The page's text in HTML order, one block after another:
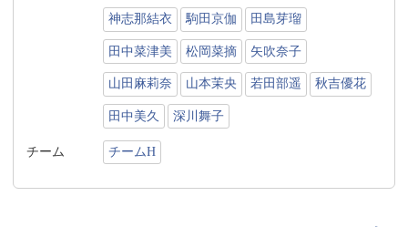
神志那結衣 駒田京伽 田島芽瑠
田中菜津美 松岡菜摘 矢吹奈子
山田麻莉奈 山本茉央 若田部遥 秋吉優花
田中美久 深川舞子
チーム チームH